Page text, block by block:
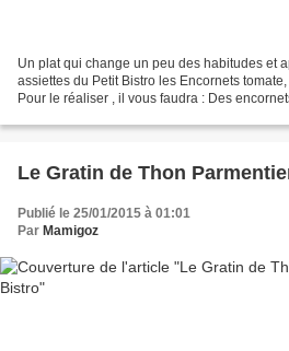
Un plat qui change un peu des habitudes et
assiettes du Petit Bistro les Encornets
Pour le réaliser , il vous faudra : Des
Le Gratin de Thon
Publié le 25/01/2015 à 01:01
Par Mamigoz